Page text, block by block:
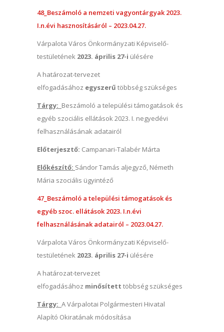
48_Beszámoló a nemzeti vagyontárgyak 2023.
I.n.évi hasznosításáról – 2023.04.27.
Várpalota Város Önkormányzati Képviselő-
testületének 2023. április 27-i ülésére
A határozat-tervezet
elfogadásához egyszerű többség szükséges
Tárgy: Beszámoló a települési támogatások és
egyéb szociális ellátások 2023. I. negyedévi
felhasználásának adatairól
Előterjesztő: Campanari-Talabér Márta
Előkészítő: Sándor Tamás aljegyző, Németh
Mária szociális ügyintéző
47_Beszámoló a települési támogatások és
egyéb szoc. ellátások 2023. I.n.évi
felhasználásának adatairól – 2023.04.27.
Várpalota Város Önkormányzati Képviselő-
testületének 2023. április 27-i ülésére
A határozat-tervezet
elfogadásához minősített többség szükséges
Tárgy: A Várpalotai Polgármesteri Hivatal
Alapító Okiratának módosítása